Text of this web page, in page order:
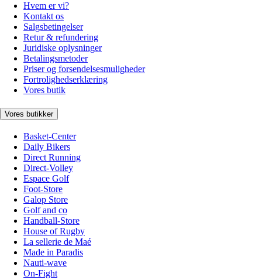
Hvem er vi?
Kontakt os
Salgsbetingelser
Retur & refundering
Juridiske oplysninger
Betalingsmetoder
Priser og forsendelsesmuligheder
Fortrolighedserklæring
Vores butik
Vores butikker
Basket-Center
Daily Bikers
Direct Running
Direct-Volley
Espace Golf
Foot-Store
Galop Store
Golf and co
Handball-Store
House of Rugby
La sellerie de Maé
Made in Paradis
Nauti-wave
On-Fight